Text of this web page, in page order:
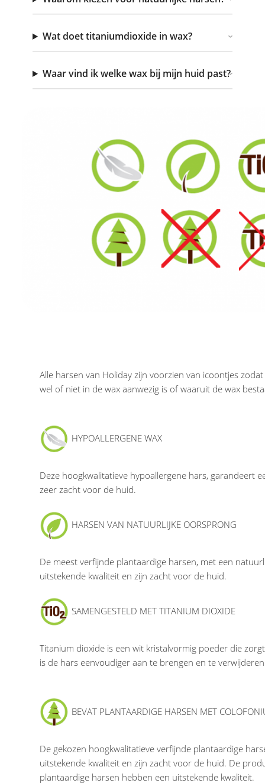
Wat doet titaniumdioxide in wax?
Waar vind ik welke wax bij mijn huid past?
Alle harsen van Holiday zijn voorzien van icoontjes
wel of niet in de wax aanwezig is of waaruit de wax
HYPOALLERGENE WAX
Deze hoogkwalitatieve hypoallergene hars, garandeert
zeer zacht voor de huid.
HARSEN VAN NATUURLIJKE OORSPRONG
De meest verfijnde plantaardige harsen, met een
uitstekende kwaliteit en zijn zacht voor de huid.
SAMENGESTELD MET TITANIUM DIOXIDE
Titanium dioxide is een wit kristalvormig poeder die
is de hars eenvoudiger aan te brengen en te
BEVAT PLANTAARDIGE HARSEN MET
De gekozen hoogkwalitatieve verfijnde plantaardige
uitstekende kwaliteit en zijn zacht voor de huid. De
plantaardige harsen hebben een uitstekende kwaliteit.